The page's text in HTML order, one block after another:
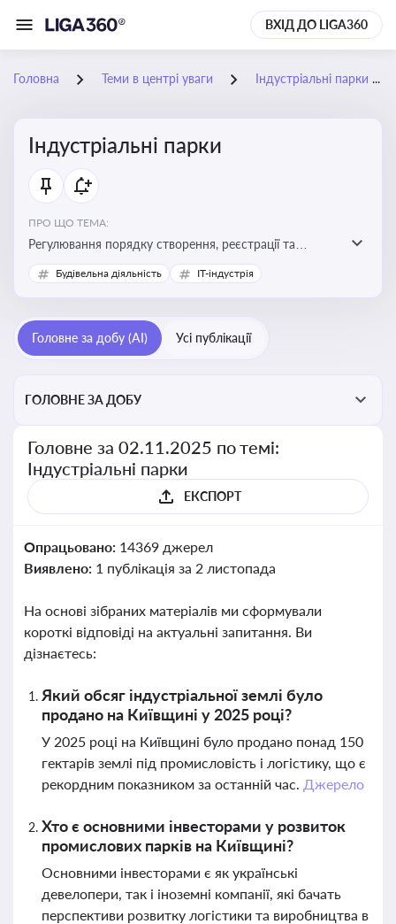
ВХІД ДО LIGA360
Головна Теми в центрі уваги Індустріальні парки
Індустріальні парки
ПРО ЩО ТЕМА:
Регулювання порядку створення, реєстрації та
функціонування індустріальних парків в Україні
Будівельна діяльність IT-індустрія
Головне за добу (AI) Усі публікації
ГОЛОВНЕ ЗА ДОБУ
Головне за 02.11.2025 по темі:
Індустріальні парки
ЕКСПОРТ
Опрацьовано: 14369 джерел
Виявлено: 1 публікація за 2 листопада
На основі зібраних матеріалів ми сформували
короткі відповіді на актуальні запитання. Ви
дізнаєтесь:
Який обсяг індустріальної землі було
продано на Київщині у 2025 році?
У 2025 році на Київщині було продано понад 150
гектарів землі під промисловість і логістику, що є
рекордним показником за останній час. Джерело
Хто є основними інвесторами у розвиток
промислових парків на Київщині?
Основними інвесторами є як українські
девелопери, так і іноземні компанії, які бачать
перспективи розвитку логістики та виробництва в